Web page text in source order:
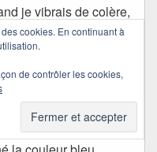
je vibrais de colère,
amie me disait "tu
J’aimais chanter
même plus
?
de Manet
!
cookies. En continuant à
de contrôler les cookies,